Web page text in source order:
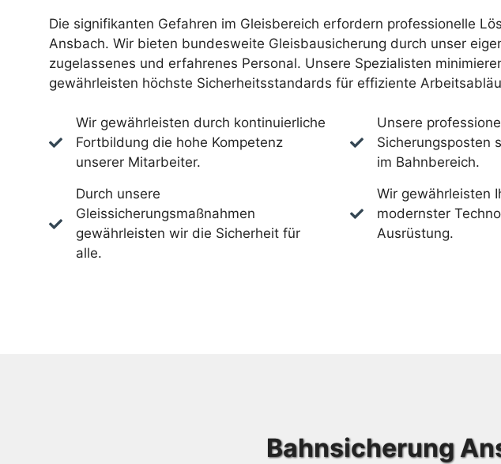
Die signifikanten Gefahren im Gleisbereich erfordern professionelle
Ansbach. Wir bieten bundesweite Gleisbausicherung durch unser
zugelassenes und erfahrenes Personal. Unsere Spezialisten
gewährleisten höchste Sicherheitsstandards für effiziente
Wir gewährleisten durch kontinuierliche
Fortbildung die hohe Kompetenz
unserer Mitarbeiter.
Durch unsere
Gleissicherungsmaßnahmen
gewährleisten wir die Sicherheit für
alle.
Unsere
Sicherungsposten
im Bahnbereich.
Wir gewährleisten
modernster
Ausrüstung.
Bahnsicherung